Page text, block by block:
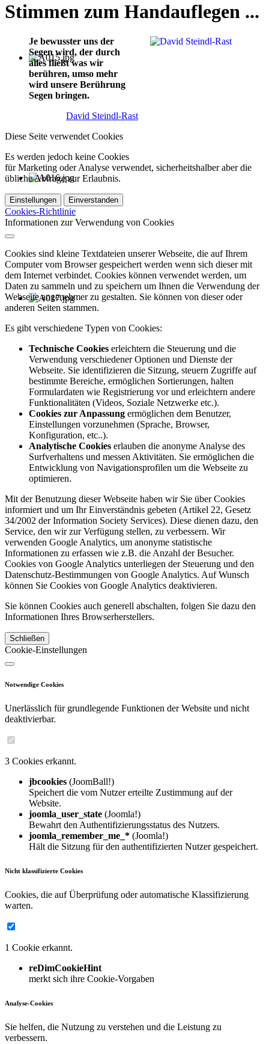
Stimmen zum Handauflegen ...
Je bewusster uns der
Segen wird, der durch
alles fließt was wir
berühren, umso mehr
wird unsere Berührung
Segen bringen.
David Steindl-Rast
Diese Seite verwendet Cookies
Es werden jedoch keine Cookies
für Marketing oder Analyse verwendet, sicherheitshalber aber die
übliche Abfrage zur Erlaubnis.
Einstellungen Einverstanden
Cookies-Richtlinie
Informationen zur Verwendung von Cookies
Cookies sind kleine Textdateien unserer Webseite, die auf Ihrem
Computer vom Browser gespeichert werden wenn sich dieser mit
dem Internet verbindet. Cookies können verwendet werden, um
Daten zu sammeln und zu speichern um Ihnen die Verwendung der
Webseite angenehmer zu gestalten. Sie können von dieser oder
anderen Seiten stammen.
Es gibt verschiedene Typen von Cookies:
Technische Cookies erleichtern die Steuerung und die
Verwendung verschiedener Optionen und Dienste der
Webseite. Sie identifizieren die Sitzung, steuern Zugriffe auf
bestimmte Bereiche, ermöglichen Sortierungen, halten
Formulardaten wie Registrierung vor und erleichtern andere
Funktionalitäten (Videos, Soziale Netzwerke etc.).
Cookies zur Anpassung ermöglichen dem Benutzer,
Einstellungen vorzunehmen (Sprache, Browser,
Konfiguration, etc..).
Analytische Cookies erlauben die anonyme Analyse des
Surfverhaltens und messen Aktivitäten. Sie ermöglichen die
Entwicklung von Navigationsprofilen um die Webseite zu
optimieren.
Mit der Benutzung dieser Webseite haben wir Sie über Cookies
informiert und um Ihr Einverständnis gebeten (Artikel 22, Gesetz
34/2002 der Information Society Services). Diese dienen dazu, den
Service, den wir zur Verfügung stellen, zu verbessern. Wir
verwenden Google Analytics, um anonyme statistische
Informationen zu erfassen wie z.B. die Anzahl der Besucher.
Cookies von Google Analytics unterliegen der Steuerung und den
Datenschutz-Bestimmungen von Google Analytics. Auf Wunsch
können Sie Cookies von Google Analytics deaktivieren.
Sie können Cookies auch generell abschalten, folgen Sie dazu den
Informationen Ihres Browserherstellers.
Schließen
Cookie-Einstellungen
Notwendige Cookies
Unerlässlich für grundlegende Funktionen der Website und nicht
deaktivierbar.
3 Cookies erkannt.
jbcookies (JoomBall!)
Speichert die vom Nutzer erteilte Zustimmung auf der
Website.
joomla_user_state (Joomla!)
Bewahrt den Authentifizierungsstatus des Nutzers.
joomla_remember_me_* (Joomla!)
Hält die Sitzung für den authentifizierten Nutzer gespeichert.
Nicht klassifizierte Cookies
Cookies, die auf Überprüfung oder automatische Klassifizierung
warten.
1 Cookie erkannt.
reDimCookieHint
merkt sich ihre Cookie-Vorgaben
Analyse-Cookies
Sie helfen, die Nutzung zu verstehen und die Leistung zu
verbessern.